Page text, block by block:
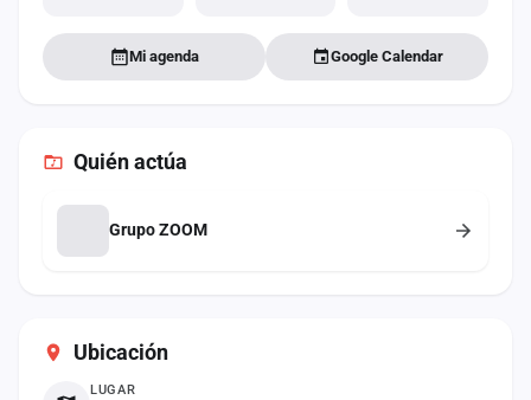
Ubicación
LUGAR
Mi agenda Google Calendar
Quién actúa
Grupo ZOOM